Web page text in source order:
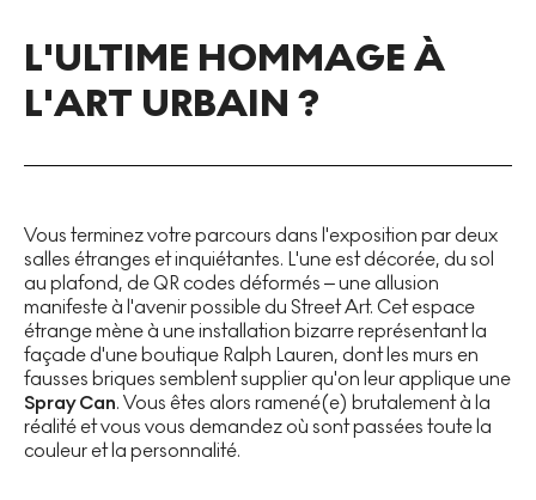
L'ULTIME HOMMAGE À
L'ART URBAIN ?
Vous terminez votre parcours dans l'exposition par deux
salles étranges et inquiétantes. L'une est décorée, du sol
au plafond, de QR codes déformés – une allusion
manifeste à l'avenir possible du Street Art. Cet espace
étrange mène à une installation bizarre représentant la
façade d'une boutique Ralph Lauren, dont les murs en
fausses briques semblent supplier qu'on leur applique une
Spray Can. Vous êtes alors ramené(e) brutalement à la
réalité et vous vous demandez où sont passées toute la
couleur et la personnalité.